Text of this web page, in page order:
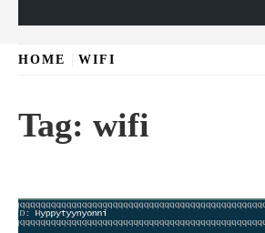
HOME WIFI
Tag: wifi